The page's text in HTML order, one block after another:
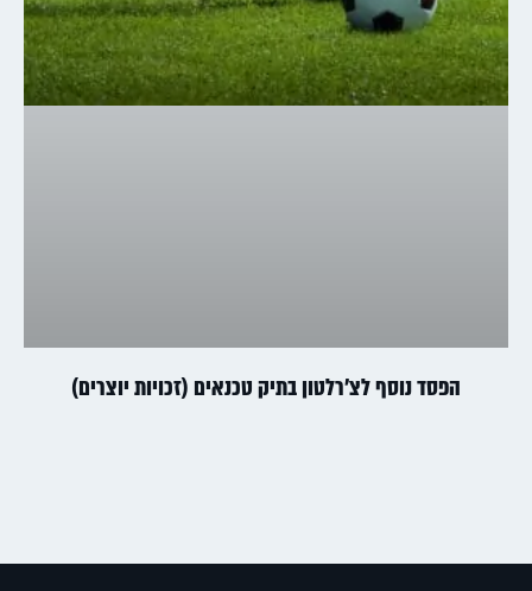
הפסד נוסף לצ'רלטון בתיק טכנאים (זכויות יוצרים)